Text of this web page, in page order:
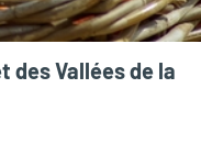
des Vallées de la